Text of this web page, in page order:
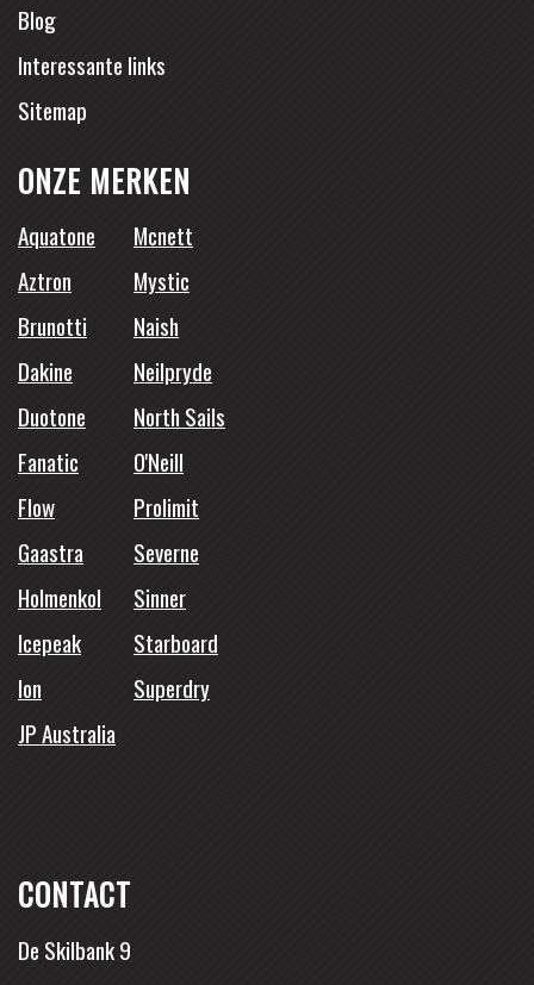
Blog
Interessante links
Sitemap
ONZE MERKEN
Aquatone
Mcnett
Aztron
Mystic
Brunotti
Naish
Dakine
Neilpryde
Duotone
North Sails
Fanatic
O'Neill
Flow
Prolimit
Gaastra
Severne
Holmenkol
Sinner
Icepeak
Starboard
Ion
Superdry
JP Australia
CONTACT
De Skilbank 9